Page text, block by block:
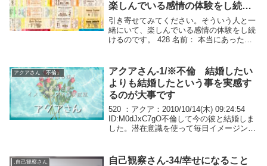
楽しんでいる感情の体験をし続け
るのです。
引き寄せてみてください。そういう人と一
緒にいて、楽しんでいる感情の体験をし続
けるのです。 428 名前： 本当にあった怖
をやめて、今...
アクアさん「不倫」
アクアさん-1/※不倫 結婚したい
よりも結婚したという事を実感す
るのが大事です
520 ：アクア：2010/10/14(木) 09:24:54
ID:M0dJxC7gO不倫して今の彼と結婚しま
した。潜在意識を使って毎日イメージング
せにやってます...
.自己観察さん
自己観察さん-34/幸せになること